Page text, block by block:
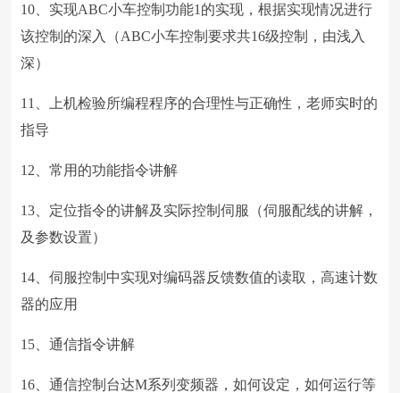
10、实现ABC小车控制功能1的实现，根据实现情况进行
该控制的深入（ABC小车控制要求共16级控制，由浅入
深）
11、上机检验所编程程序的合理性与正确性，老师实时的
指导
12、常用的功能指令讲解
13、定位指令的讲解及实际控制伺服（伺服配线的讲解，
及参数设置）
14、伺服控制中实现对编码器反馈数值的读取，高速计数
器的应用
15、通信指令讲解
16、通信控制台达M系列变频器，如何设定，如何运行等